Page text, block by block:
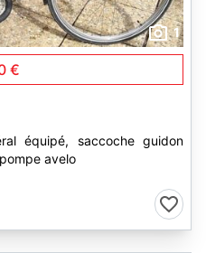
1
€
équipé, saccoche guidon
avelo